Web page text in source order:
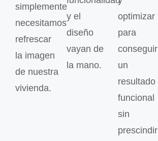
simplemente
necesitamos
refrescar
la imagen
de nuestra
vivienda.
y el
diseño
vayan de
la mano.
optimizar
para
conseguir
un
resultado
funcional
sin
prescindir